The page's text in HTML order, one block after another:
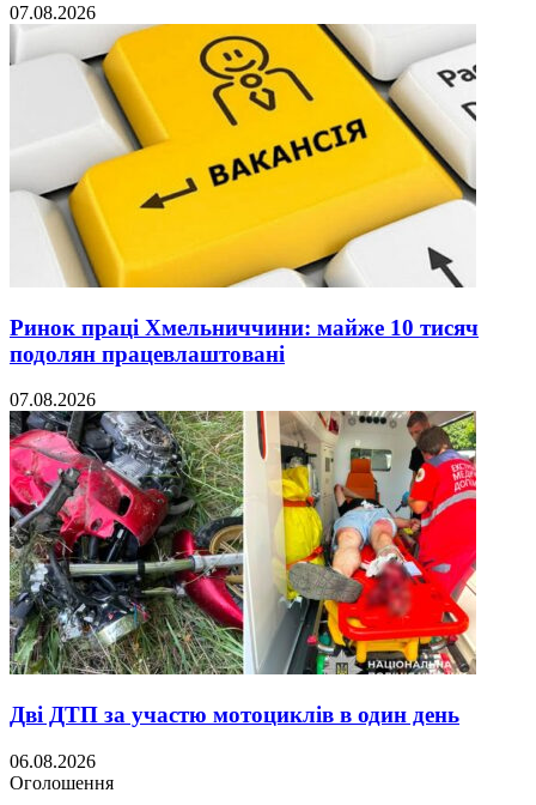
07.08.2026
Ринок праці Хмельниччини: майже 10 тисяч
подолян працевлаштовані
07.08.2026
Дві ДТП за участю мотоциклів в один день
06.08.2026
Оголошення